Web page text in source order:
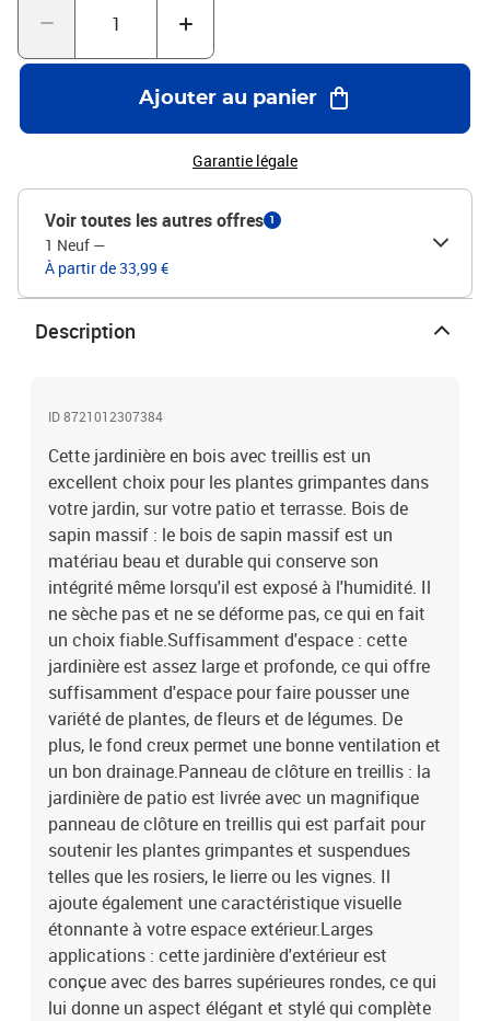
caractéristique visuelle étonnante à votre espace extérieur.Larges
barres supérieures rondes, ce qui lui donne un aspect élégant et
stylé qui complète tout espace extérieur. Elle peut être placée dans
un coin du patio ou adossé à un mur ou à une clôture. Bon à savoir
:La livraison comprend uniquement la jardinière ; la doublure n'est
pas incluse.Couleur : noirMatériau : bois massif de
Ajouter au panier
Garantie légale
Voir toutes les autres offres 1
1 Neuf —
À partir de 33,99 €
Description
ID 8721012307384
Cette jardinière en bois avec treillis est un
excellent choix pour les plantes grimpantes dans
votre jardin, sur votre patio et terrasse. Bois de
sapin massif : le bois de sapin massif est un
matériau beau et durable qui conserve son
intégrité même lorsqu'il est exposé à l'humidité. Il
ne sèche pas et ne se déforme pas, ce qui en fait
un choix fiable.Suffisamment d'espace : cette
jardinière est assez large et profonde, ce qui offre
suffisamment d'espace pour faire pousser une
variété de plantes, de fleurs et de légumes. De
plus, le fond creux permet une bonne ventilation et
un bon drainage.Panneau de clôture en treillis : la
jardinière de patio est livrée avec un magnifique
panneau de clôture en treillis qui est parfait pour
soutenir les plantes grimpantes et suspendues
telles que les rosiers, le lierre ou les vignes. Il
ajoute également une caractéristique visuelle
étonnante à votre espace extérieur.Larges
applications : cette jardinière d'extérieur est
conçue avec des barres supérieures rondes, ce qui
lui donne un aspect élégant et stylé qui complète